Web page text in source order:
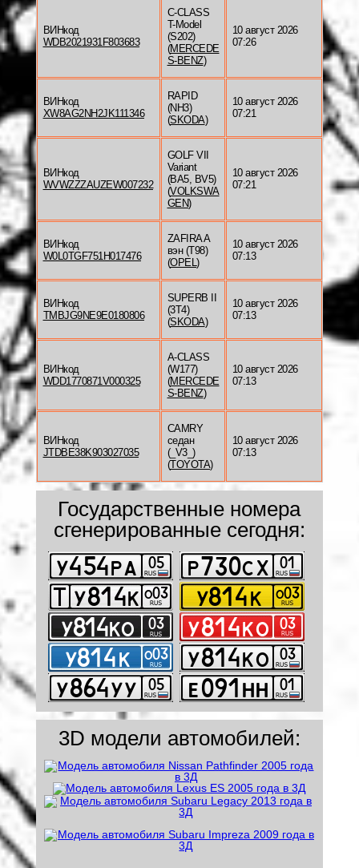
ВИНкод
WDB2021931F803683
C-CLASS
T-Model
(S202)
(MERCEDE
S-BENZ)
10 август 2026
07:26
ВИНкод
XW8AG2NH2JK111346
RAPID
(NH3)
(SKODA)
10 август 2026
07:21
ВИНкод
WVWZZZAUZEW007232
GOLF VII
Variant
(BA5, BV5)
(VOLKSWA
GEN)
10 август 2026
07:21
ВИНкод
W0L0TGF751H017476
ZAFIRA A
вэн (T98)
(OPEL )
10 август 2026
07:13
ВИНкод
TMBJG9NE9E0180806
SUPERB II
(3T4)
(SKODA)
10 август 2026
07:13
ВИНкод
WDD1770871V000325
A-CLASS
(W177)
(MERCEDE
S-BENZ)
10 август 2026
07:13
ВИНкод
JTDBE38K903027035
CAMRY
седан
(_V3_)
(TOYOTA)
10 август 2026
07:13
Государственные номера
сгенерированные сегодня:
3D модели автомобилей: